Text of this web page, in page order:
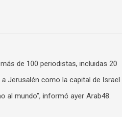
de 100 periodistas, incluidas 20
Jerusalén como la capital de Israel
al mundo”, informó ayer Arab48.